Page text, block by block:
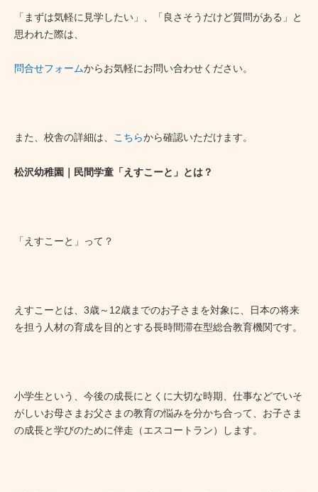
「まずは気軽に見学したい」、「良さそうだけど質問がある」と
思われた際は、
問合せフォームからお気軽にお問い合わせください。
また、校舎の詳細は、 こちらから確認いただけます。
松沢幼稚園｜民間学童「えすこーと」とは？
「えすこーと」って？
えすこーとは、3歳～12歳までのお子さまを対象に、日本の将来
を担う人材の育成を目的とする長時間滞在型総合教育機関です。
小学生という、今後の成長にとくに大切な時期、仕事などでいそ
がしいお母さまお父さまの教育の悩みを分かち合って、お子さま
の成長と学びのために伴走（エスコートラン）します。